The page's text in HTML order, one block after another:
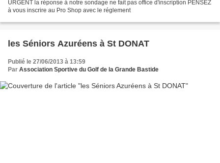
URGENT la réponse à notre sondage ne fait pas office d'inscription PENSEZ
à vous inscrire au Pro Shop avec le réglement
les Séniors Azuréens à St DONAT
Publié le 27/06/2013 à 13:59
Par Association Sportive du Golf de la Grande Bastide